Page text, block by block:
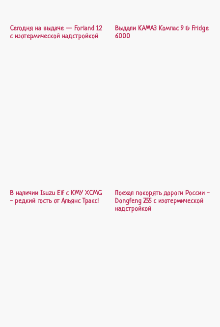
Сегодня на выдаче — Forland 12
с изотермической надстройкой
Выдали КАМАЗ Компас 9 & Fridge
6000
В наличии Isuzu Elf с КМУ XCMG
- редкий гость от Альянс Тракс!
Поехал покорять дороги России -
Dongfeng Z55 с изотермической
надстройкой